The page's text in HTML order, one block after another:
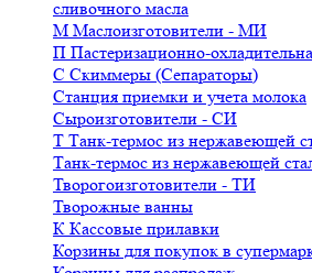
сливочного масла
М Маслоизготовители - МИ
П Пастеризационно-
С Скиммеры (Сепараторы)
Станция приемки и учета молока
Сыроизготовители - СИ
Т Танк-термос из нержавеющей
Танк-термос из нержавеющей
Творогоизготовители - ТИ
Творожные ванны
К Кассовые прилавки
Корзины для покупок в